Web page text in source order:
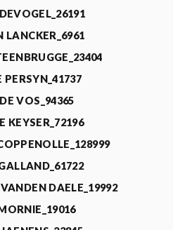
LANCKER_6961
VOS_94365
KEYSER_72196
DAELE_19992